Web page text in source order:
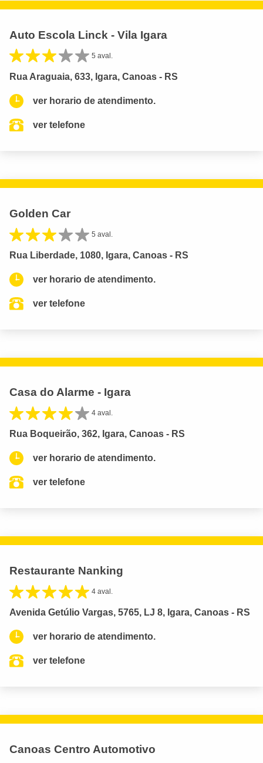
Auto Escola Linck - Vila Igara
5 aval.
Rua Araguaia, 633, Igara, Canoas - RS
ver horario de atendimento.
ver telefone
Golden Car
5 aval.
Rua Liberdade, 1080, Igara, Canoas - RS
ver horario de atendimento.
ver telefone
Casa do Alarme - Igara
4 aval.
Rua Boqueirão, 362, Igara, Canoas - RS
ver horario de atendimento.
ver telefone
Restaurante Nanking
4 aval.
Avenida Getúlio Vargas, 5765, LJ 8, Igara, Canoas - RS
ver horario de atendimento.
ver telefone
Canoas Centro Automotivo